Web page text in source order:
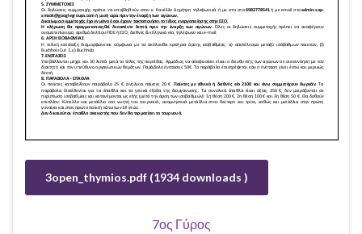
3open_thymios.pdf (1934 downloads )
7ος Γύρος